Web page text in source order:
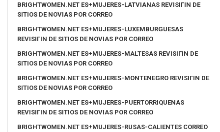
BRIGHTWOMEN.NET ES+MUJERES-LATVIANAS REVISIГІN DE
SITIOS DE NOVIAS POR CORREO
BRIGHTWOMEN.NET ES+MUJERES-LUXEMBURGUESAS
REVISIГІN DE SITIOS DE NOVIAS POR CORREO
BRIGHTWOMEN.NET ES+MUJERES-MALTESAS REVISIГІN DE
SITIOS DE NOVIAS POR CORREO
BRIGHTWOMEN.NET ES+MUJERES-MONTENEGRO REVISIГІN DE
SITIOS DE NOVIAS POR CORREO
BRIGHTWOMEN.NET ES+MUJERES-PUERTORRIQUENAS
REVISIГІN DE SITIOS DE NOVIAS POR CORREO
BRIGHTWOMEN.NET ES+MUJERES-RUSAS-CALIENTES CORREO